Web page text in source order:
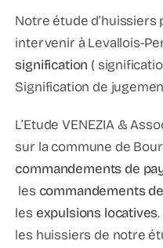
Notre étude d‘huissiers
intervenir à Levallois-
signification (
Signification de
L’Etude VENEZIA &
sur la commune de
commandements de
les commandements
les expulsions locatives
les huissiers de notre